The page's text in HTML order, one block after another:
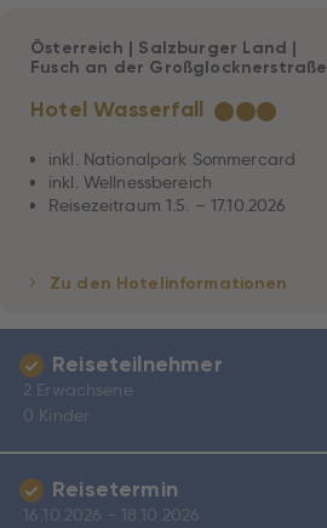
Hotel Wasserfall ★★★
Österreich | Salzburger Land |
Fusch an der Großglocknerstraße
inkl. Nationalpark Sommercard
inkl. Wellnessbereich
Reisezeitraum 1.5. – 17.10.2026
Zu den Hotelinformationen
Reiseteilnehmer
2 Erwachsene
0 Kinder
Reisetermin
16.10.2026 - 18.10.2026